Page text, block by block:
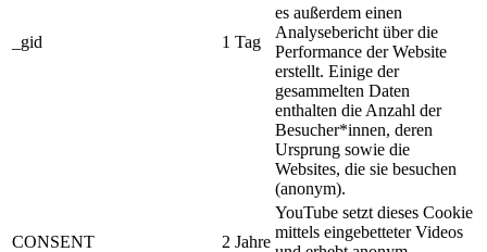
_gid 1 Tag
es außerdem einen
Analysebericht über die
Performance der Website
erstellt. Einige der
gesammelten Daten
enthalten die Anzahl der
Besucher*innen, deren
Ursprung sowie die
Websites, die sie besuchen
(anonym).
CONSENT 2 Jahre
YouTube setzt dieses Cookie
mittels eingebetteter Videos